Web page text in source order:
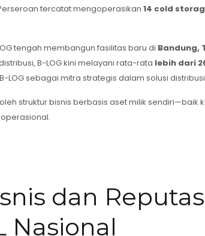
tercatat mengoperasikan14 cold
tengah membangun fasilitas baru di Bandung,
distribusi, B-LOG kini melayani rata-rata lebih dari
sebagai mitra strategis dalam solusi
struktur bisnis berbasis aset milik
dan
Nasional